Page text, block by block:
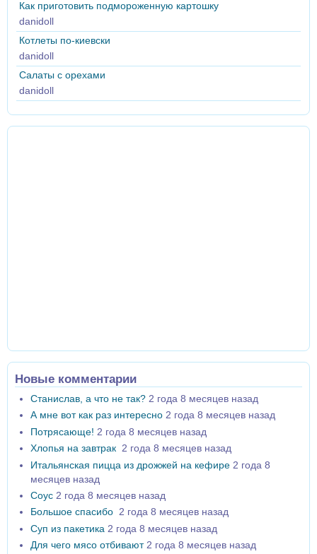
Как приготовить подмороженную картошку
danidoll
Котлеты по-киевски
danidoll
Салаты с орехами
danidoll
Новые комментарии
Станислав, а что не так? 2 года 8 месяцев назад
А мне вот как раз интересно 2 года 8 месяцев назад
Потрясающе! 2 года 8 месяцев назад
Хлопья на завтрак 2 года 8 месяцев назад
Итальянская пицца из дрожжей на кефире 2 года 8
месяцев назад
Соус 2 года 8 месяцев назад
Большое спасибо 2 года 8 месяцев назад
Суп из пакетика 2 года 8 месяцев назад
Для чего мясо отбивают 2 года 8 месяцев назад